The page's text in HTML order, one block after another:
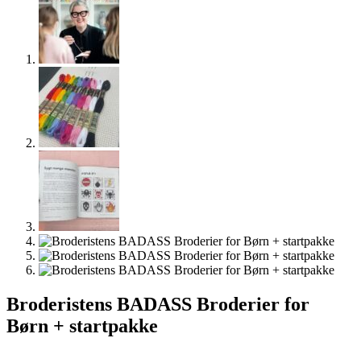
Broderistens BADASS Broderier for
Børn + startpakke